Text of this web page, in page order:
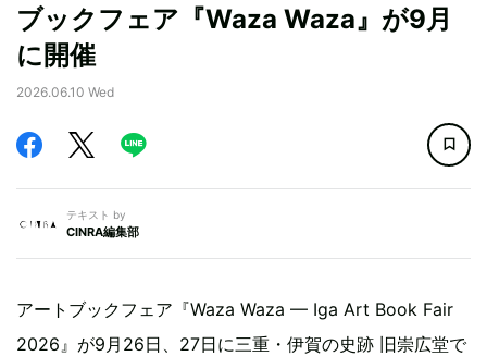
ブックフェア『Waza Waza』が9月
に開催
2026.06.10 Wed
テキスト by
CINRA編集部
アートブックフェア『Waza Waza — Iga Art Book Fair
2026』が9月26日、27日に三重・伊賀の史跡 旧崇広堂で